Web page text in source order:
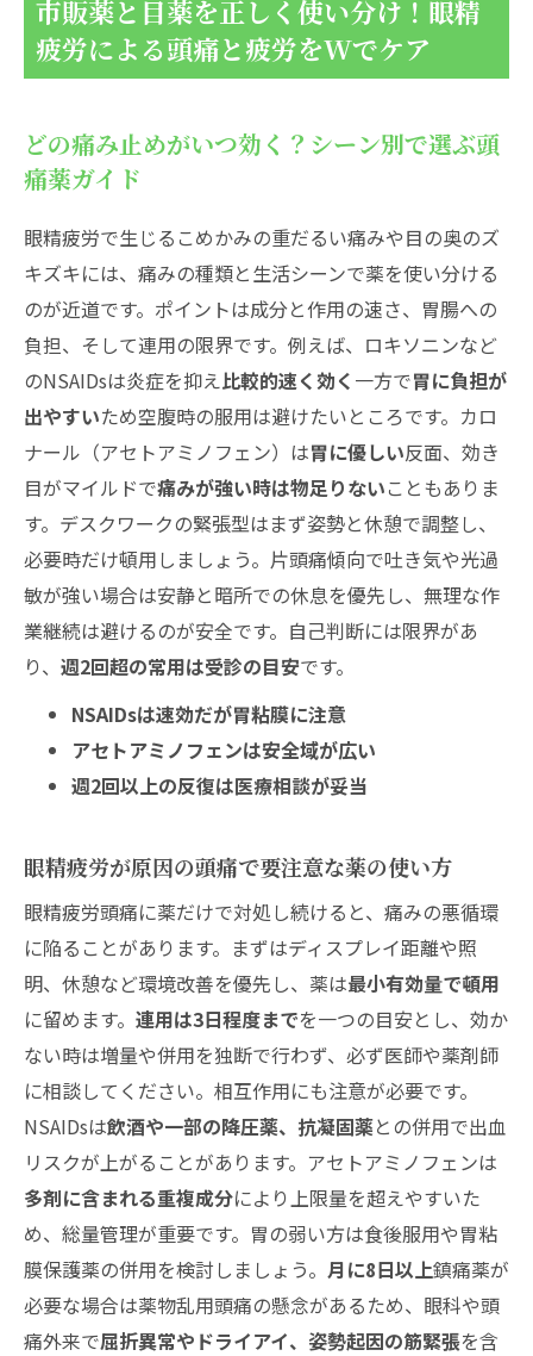
市販薬と目薬を正しく使い分け！眼精
疲労による頭痛と疲労をWでケア
どの痛み止めがいつ効く？シーン別で選ぶ頭
痛薬ガイド
眼精疲労で生じるこめかみの重だるい痛みや目の奥のズ
キズキには、痛みの種類と生活シーンで薬を使い分ける
のが近道です。ポイントは成分と作用の速さ、胃腸への
負担、そして連用の限界です。例えば、ロキソニンなど
のNSAIDsは炎症を抑え比較的速く効く 一方で胃に負担が
出やすいため空腹時の服用は避けたいところです。カロ
ナール（アセトアミノフェン）は胃に優しい反面、効き
目がマイルドで痛みが強い時は物足りないこともありま
す。デスクワークの緊張型はまず姿勢と休憩で調整し、
必要時だけ頓用しましょう。片頭痛傾向で吐き気や光過
敏が強い場合は安静と暗所での休息を優先し、無理な作
業継続は避けるのが安全です。自己判断には限界があ
り、 週2回超の常用は受診の目安です。
NSAIDsは速効だが胃粘膜に注意
アセトアミノフェンは安全域が広い
週2回以上の反復は医療相談が妥当
眼精疲労が原因の頭痛で要注意な薬の使い方
眼精疲労頭痛に薬だけで対処し続けると、痛みの悪循環
に陥ることがあります。まずはディスプレイ距離や照
明、休憩など環境改善を優先し、薬は最小有効量で頓用
に留めます。 連用は3日程度までを一つの目安とし、効か
ない時は増量や併用を独断で行わず、必ず医師や薬剤師
に相談してください。相互作用にも注意が必要です。
NSAIDsは飲酒や一部の降圧薬、抗凝固薬との併用で出血
リスクが上がることがあります。アセトアミノフェンは
多剤に含まれる重複成分により上限量を超えやすいた
め、総量管理が重要です。胃の弱い方は食後服用や胃粘
膜保護薬の併用を検討しましょう。 月に8日以上鎮痛薬が
必要な場合は薬物乱用頭痛の懸念があるため、眼科や頭
痛外来で屈折異常やドライアイ、姿勢起因の筋緊張を含